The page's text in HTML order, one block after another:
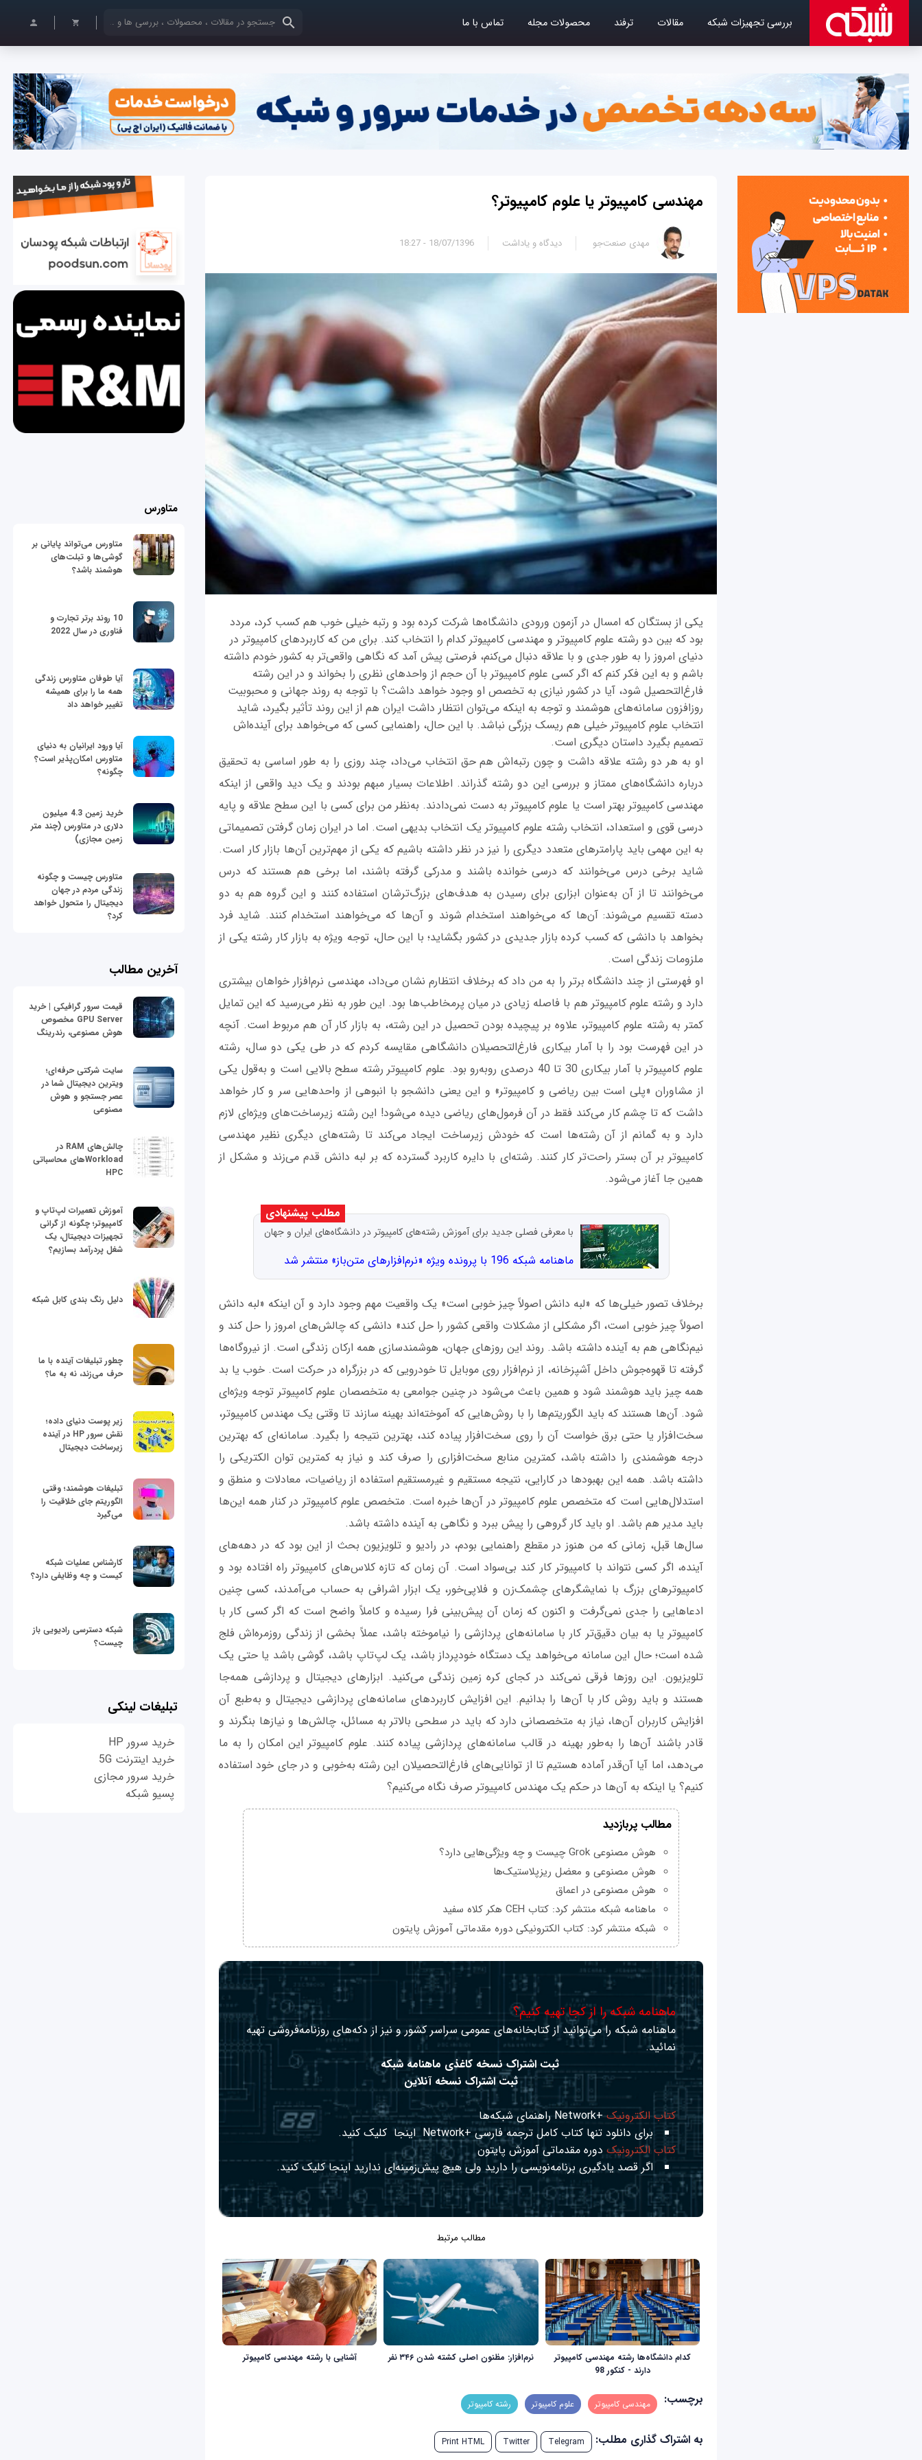
بررسی تجهیزات شبکه مقالات ترفند محصولات مجله تماس با ما کلمات کلیدی خود را وارد کنید
مهندسی کامپیوتر یا علوم کامپیوتر؟
18/07/1396 - 18:27 مهدی صنعت‌جو دیدگاه و یاداشت
یکی از بستگان که امسال در آزمون ورودی دانشگاه‌ها شرکت کرده بود و رتبه خیلی خوب هم کسب کرد، مردد
بود که بین دو رشته علوم کامپیوتر و مهندسی کامپیوتر کدام را انتخاب کند. برای من که کاربردهای کامپیوتر در
دنیای امروز را به طور جدی و با علاقه دنبال می‌کنم، فرصتی پیش آمد که نگاهی واقعی‌تر به کشور خودم داشته
باشم و به این فکر کنم که اگر کسی علوم کامپیوتر با آن حجم از واحدهای نظری را بخواند و در این رشته
فارغ‌التحصیل شود، آیا در کشور نیازی به تخصص او وجود خواهد داشت؟ با توجه به روند جهانی و محبوبیت
روزافزون سامانه‌های هوشمند و توجه به اینکه می‌توان انتظار داشت ایران هم از این روند تأثیر بگیرد، شاید
انتخاب علوم کامپیوتر خیلی هم ریسک بزرگی نباشد. با این حال، راهنمایی کسی که می‌خواهد برای آینده‌اش
تصمیم بگیرد داستان دیگری است.
او به هر دو رشته علاقه داشت و چون رتبه‌اش هم حق انتخاب می‌داد، چند روزی را به طور اساسی به تحقیق
درباره دانشگاه‌های ممتاز و بررسی این دو رشته گذراند. اطلاعات بسیار مبهم بودند و یک دید واقعی از اینکه
مهندسی کامپیوتر بهتر است یا علوم کامپیوتر به دست نمی‌دادند. به‌نظر من برای کسی با این سطح علاقه و پایه
درسی قوی و استعداد، انتخاب رشته علوم کامپیوتر یک انتخاب بدیهی است. اما در ایران زمان گرفتن تصمیماتی
به این مهمی باید پارامترهای متعدد دیگری را نیز در نظر داشته باشیم که یکی از مهم‌ترین آن‌ها بازار کار است.
شاید برخی درس می‌خوانند که درسی خوانده باشند و مدرکی گرفته باشند، اما برخی هم هستند که درس
می‌خوانند تا از آن به‌عنوان ابزاری برای رسیدن به هدف‌های بزرگ‌ترشان استفاده کنند و این گروه هم به دو
دسته تقسیم می‌شوند: آن‌ها که می‌خواهند استخدام شوند و آن‌ها که می‌خواهند استخدام کنند. شاید فرد
بخواهد با دانشی که کسب کرده بازار جدیدی در کشور بگشاید؛ با این حال، توجه ویژه به بازار کار رشته یکی از
ملزومات زندگی است.
او فهرستی از چند دانشگاه برتر را به من داد که برخلاف انتظارم نشان می‌داد، مهندسی نرم‌افزار خواهان بیشتری
دارد و رشته علوم کامپیوتر هم با فاصله زیادی در میان پرمخاطب‌ها بود. این طور به نظر می‌رسید که این تمایل
کمتر به رشته علوم کامپیوتر، علاوه بر پیچیده بودن تحصیل در این رشته، به بازار کار آن هم مربوط است. آنچه
در این فهرست بود را با آمار بیکاری فارغ‌التحصیلان دانشگاهی مقایسه کردم که در طی یکی دو سال، رشته
علوم کامپیوتر با آمار بیکاری 30 تا 40 درصدی روبه‌رو بود. علوم کامپیوتر رشته سطح بالایی است و به‌قول یکی
از مشاوران «پلی است بین ریاضی و کامپیوتر» و این یعنی دانشجو با انبوهی از واحدهایی سر و کار خواهد
داشت که تا چشم کار می‌کند فقط در آن فرمول‌های ریاضی دیده می‌شود! این رشته زیرساخت‌های ویژه‌ای لازم
دارد و به گمانم از آن رشته‌ها است که خودش زیرساخت ایجاد می‌کند تا رشته‌های دیگری نظیر مهندسی
کامپیوتر بر آن بستر راحت‌تر کار کنند. رشته‌ای با دایره کاربرد گسترده که بر لبه دانش قدم می‌زند و مشکل از
همین جا آغاز می‌شود.
مطلب پیشنهادی
با معرفی فصلی جدید برای آموزش رشته‌های کامپیوتر در دانشگاه‌های ایران و جهان
ماهنامه شبکه 196 با پرونده ویژه «نرم‌افزار‌های متن‌باز» منتشر شد
برخلاف تصور خیلی‌ها که «لبه دانش اصولاً چیز خوبی است» یک واقعیت مهم وجود دارد و آن اینکه «لبه دانش
اصولاً چیز خوبی است، اگر مشکلی از مشکلات واقعی کشور را حل کند» دانشی که چالش‌های امروز را حل کند و
نیم‌نگاهی هم به آینده داشته باشد. روند این روزهای جهان، هوشمندسازی همه ارکان زندگی است. از نیروگاه‌ها
گرفته تا قهوه‌جوش داخل آشپزخانه، از نرم‌افزار روی موبایل تا خودرویی که در بزرگراه در حرکت است. خوب یا بد
همه چیز باید هوشمند شود و همین باعث می‌شود در چنین جوامعی به متخصصان علوم کامپیوتر توجه ویژه‌ای
شود. آن‌ها هستند که باید الگوریتم‌ها را با روش‌هایی که آموخته‌اند بهینه سازند تا وقتی یک مهندس کامپیوتر،
سخت‌افزار یا حتی برق خواست آن را روی سخت‌افزار پیاده کند، بهترین نتیجه را بگیرد. سامانه‌ای که بهترین
درجه هوشمندی را داشته باشد، کمترین منابع سخت‌افزاری را صرف کند و نیاز به کمترین توان الکتریکی را
داشته باشد. همه این بهبودها در کارایی، نتیجه مستقیم و غیرمستقیم استفاده از ریاضیات، معادلات و منطق و
استدلال‌هایی است که متخصص علوم کامپیوتر در آن‌ها خبره است. متخصص علوم کامپیوتر در کنار همه این‌ها
باید مدیر هم باشد. او باید کار گروهی را پیش ببرد و نگاهی به آینده داشته باشد.
سال‌ها قبل، زمانی که من هنوز در مقطع راهنمایی بودم، در رادیو و تلویزیون بحث از این بود که در دهه‌های
آینده، اگر کسی نتواند با کامپیوتر کار کند بی‌سواد است. آن زمان که تازه کلاس‌های کامپیوتر راه افتاده بود و
کامپیوترهای بزرگ با نمایشگرهای چشمک‌زن و فلاپی‌خور، یک ابزار اشرافی به حساب می‌آمدند، کسی چنین
ادعاهایی را جدی نمی‌گرفت و اکنون که زمان آن پیش‌بینی فرا رسیده و کاملاً واضح است که اگر کسی کار با
کامپیوتر یا به بیان دقیق‌تر کار با سامانه‌های پردازشی را نیاموخته باشد، عملاً بخشی از زندگی روزمره‌اش فلج
شده است؛ حال این سامانه می‌خواهد یک دستگاه خودپرداز باشد، یک لپ‌تاپ باشد، گوشی باشد یا حتی یک
تلویزیون. این روزها فرقی نمی‌کند در کجای کره زمین زندگی می‌کنید. ابزارهای دیجیتال و پردازشی همه‌جا
هستند و باید روش کار با آن‌ها را بدانیم. این افزایش کاربردهای سامانه‌های پردازشی دیجیتال و به‌طبع آن
افزایش کاربران آن‌ها، نیاز به متخصصانی دارد که باید در سطحی بالاتر به مسائل، چالش‌ها و نیازها بنگرند و
قادر باشند آن‌ها را به‌طور بهینه در قالب سامانه‌های پردازشی پیاده کنند. علوم کامپیوتر این امکان را به ما
می‌دهد، اما آیا آن‌قدر آماده هستیم تا از توانایی‌های فارغ‌التحصیلان این رشته به‌خوبی و در جای خود استفاده
کنیم؟ یا اینکه به آن‌ها در حکم یک مهندس کامپیوتر صرف نگاه می‌کنیم؟
مطالب پربازدید
هوش مصنوعی Grok چیست و چه ویژگی‌هایی دارد؟
هوش مصنوعی و معضل ریزپلاستیک‌ها
هوش مصنوعی در اعماق
ماهنامه شبکه منتشر کرد: کتاب CEH هکر کلاه سفید
شبکه منتشر کرد: کتاب الکترونیکی دوره مقدماتی آموزش پایتون
ماهنامه شبکه را از کجا تهیه کنیم؟
ماهنامه شبکه را می‌توانید از کتابخانه‌های عمومی سراسر کشور و نیز از دکه‌های روزنامه‌فروشی تهیه
نمائید.
ثبت اشتراک نسخه کاغذی ماهنامه شبکه
ثبت اشتراک نسخه آنلاین
کتاب الکترونیک+Network راهنمای شبکه‌ها
برای دانلود تنها کتاب کامل ترجمه فارسی +Network
اینجا کلیک کنید.
کتاب الکترونیک دوره مقدماتی آموزش پایتون
اگر قصد یادگیری برنامه‌نویسی را دارید ولی هیچ پیش‌زمینه‌ای نداریداینجا کلیک کنید.
مطالب مرتبط
کدام دانشگاه‌ها رشته مهندسی کامپیوتر
دارند - کنکور 98
نرم‌افزار: مظنون اصلی کشته شدن ۳۴۶ نفر آشنایی با رشته مهندسی کامپیوتر
برچسب: مهندسی کامپیوتر علوم کامپیوتر رشته کامپیوتر
به اشتراک گذاری مطلب: Telegram
Twitter
Print HTML
متاورس
متاورس می‌تواند پایانی بر
گوشی‌ها و تبلت‌های
هوشمند باشد؟
10 روند برتر تجارت و
فناوری در سال 2022
آیا طوفان متاورس زندگی
همه ما را برای همیشه
تغییر خواهد داد
آیا ورود ایرانیان به دنیای
متاورس امکان‌پذیر است؟
چگونه؟
خرید زمین 4.3 میلیون
دلاری در متاورس (چند متر
زمین مجازی)
متاورس چیست و چگونه
زندگی مردم در جهان
دیجیتال را متحول خواهد
کرد؟
آخرین مطالب
قیمت سرور گرافیکی | خرید
GPU Server مخصوص
هوش مصنوعی، رندرینگ
سایت شرکتی حرفه‌ای؛
ویترین دیجیتال شما در
عصر جستجو و هوش
مصنوعی
چالش‌های RAM در
Workloadهای محاسباتی
HPC
آموزش تعمیرات لپ‌تاپ و
کامپیوتر؛ چگونه از گرانی
تجهیزات دیجیتال، یک
شغل پردرآمد بسازیم؟
دلیل رنگ بندی کابل شبکه
چطور تبلیغات آینده با ما
حرف می‌زند، نه به ما؟
زیر پوست دنیای داده؛
نقش سرور HP در آینده
زیرساخت دیجیتال
تبلیغات هوشمند؛ وقتی
الگوریتم جای خلاقیت را
می‌گیرد
کارشناس عملیات شبکه
کیست و چه وظایفی دارد؟
شبکه دسترسی رادیویی باز
چیست؟
تبلیغات لینکی
خرید سرور HP
خرید اینترنت 5G
خرید سرور مجازی
پسیو شبکه